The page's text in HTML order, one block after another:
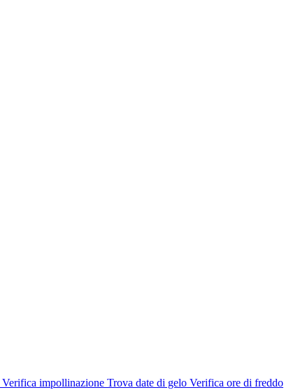
Verifica impollinazione Trova date di gelo Verifica ore di freddo